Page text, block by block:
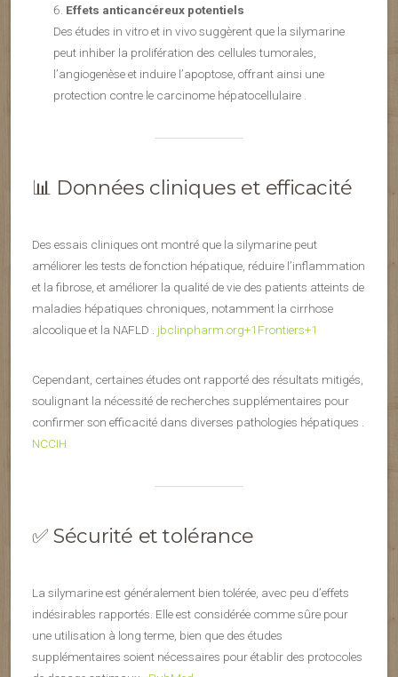
Effets anticancéreux potentiels
Des études in vitro et in vivo suggèrent que la silymarine
peut inhiber la prolifération des cellules tumorales,
l’angiogenèse et induire l’apoptose, offrant ainsi une
protection contre le carcinome hépatocellulaire .
📊 Données cliniques et efficacité
Des essais cliniques ont montré que la silymarine peut
améliorer les tests de fonction hépatique, réduire l’inflammation
et la fibrose, et améliorer la qualité de vie des patients atteints de
maladies hépatiques chroniques, notamment la cirrhose
alcoolique et la NAFLD . jbclinpharm.org+1Frontiers+1
Cependant, certaines études ont rapporté des résultats mitigés,
soulignant la nécessité de recherches supplémentaires pour
confirmer son efficacité dans diverses pathologies hépatiques .
NCCIH
✅ Sécurité et tolérance
La silymarine est généralement bien tolérée, avec peu d’effets
indésirables rapportés. Elle est considérée comme sûre pour
une utilisation à long terme, bien que des études
supplémentaires soient nécessaires pour établir des protocoles